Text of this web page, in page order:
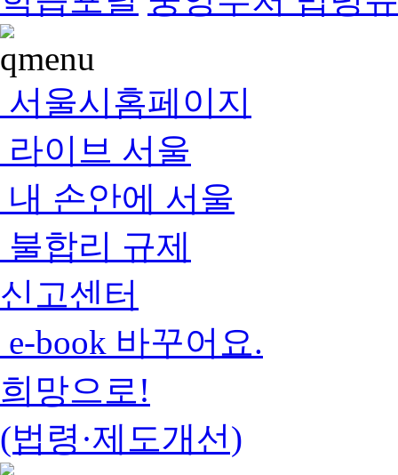
서울시홈페이지
라이브 서울
내 손안에 서울
불합리 규제
신고센터
e-book 바꾸어요.
희망으로!
(법령·제도개선)